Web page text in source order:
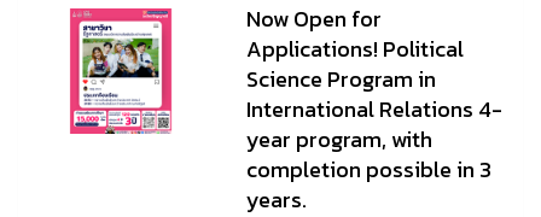
Now Open for
Applications! Political
Science Program in
International Relations 4-
year program, with
completion possible in 3
years.